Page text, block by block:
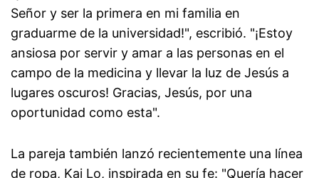
Señor y ser la primera en mi familia en
graduarme de la universidad!", escribió. "¡Estoy
ansiosa por servir y amar a las personas en el
campo de la medicina y llevar la luz de Jesús a
lugares oscuros! Gracias, Jesús, por una
oportunidad como esta".
La pareja también lanzó recientemente una línea
de ropa, Kai Lo, inspirada en su fe: "Quería hacer